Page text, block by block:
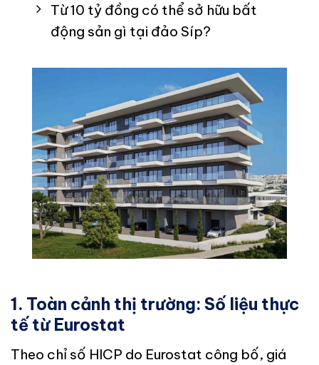
Từ 10 tỷ đồng có thể sở hữu bất
động sản gì tại đảo Síp?
1. Toàn cảnh thị trường: Số liệu thực
tế từ Eurostat
Theo chỉ số HICP do Eurostat công bố, giá